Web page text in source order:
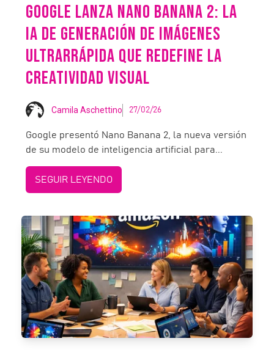
GOOGLE LANZA NANO BANANA 2: LA
IA DE GENERACIÓN DE IMÁGENES
ULTRARRÁPIDA QUE REDEFINE LA
CREATIVIDAD VISUAL
Camila Aschettino 27/02/26
Google presentó Nano Banana 2, la nueva versión
de su modelo de inteligencia artificial para...
SEGUIR LEYENDO